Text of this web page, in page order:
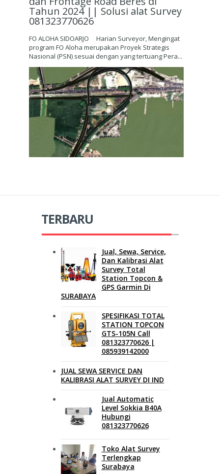
Tahun 2024 || Solusi alat Survey
081323770626
FO ALOHA SIDOARJO Harian Surveyor, Mengingat
program FO Aloha merupakan Proyek Strategis
Nasional (PSN) sesuai dengan yang tertuang Pera...
TERBARU
Jual, Sewa, Service,
Dan Kalibrasi Alat
Survey Total
Station Topcon &
GPS Garmin Di
SURABAYA
SPESIFIKASI TOTAL
STATION TOPCON
GTS-105N Call
081323770626 |
085939142000
JUAL SEWA SERVICE DAN
KALIBRASI ALAT SURVEY DI IND
Jual Automatic
Level Sokkia B40A
Hubungi
081323770626
Toko Alat Survey
Terlengkap
Surabaya